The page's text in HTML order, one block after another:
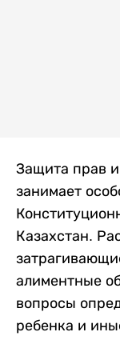
Защита прав
занимает
Казахстан.
алиментные
вопросы
ребенка и